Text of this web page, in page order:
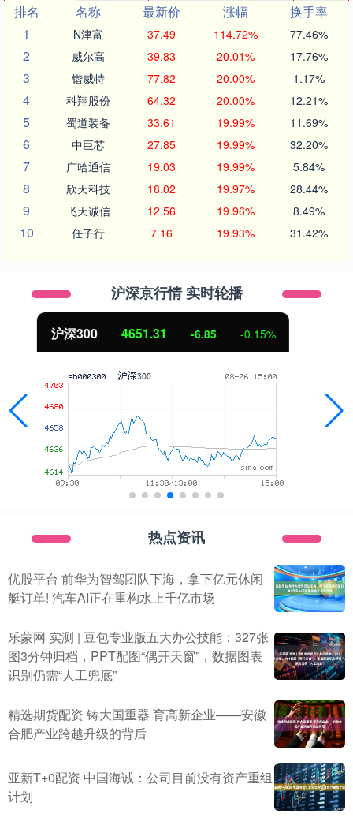
排名
名称 最新价 涨幅
换手率
1
N津富 37.49 114.72% 77.46%
2 威尔高 39.83 20.01% 17.76%
3 锴威特 77.82 20.00% 1.17%
4 科翔股份 64.32 20.00% 12.21%
5 蜀道装备 33.61 19.99% 11.69%
6 中巨芯 27.85 19.99% 32.20%
7 广哈通信 19.03 19.99% 5.84%
8 欣天科技 18.02 19.97% 28.44%
9 飞天诚信 12.56 19.96% 8.49%
10 任子行 7.16 19.93% 31.42%
沪深京行情 实时轮播
北证50 1122.88 3.42 0.30%
热点资讯
优股平台 前华为智驾团队下海，拿下亿元休闲
艇订单! 汽车AI正在重构水上千亿市场
乐蒙网 实测 | 豆包专业版五大办公技能：327张
图3分钟归档，PPT配图“偶开天窗”，数据图表
识别仍需“人工兜底”
精选期货配资 铸大国重器 育高新企业——安徽
合肥产业跨越升级的背后
亚新T+0配资 中国海诚：公司目前没有资产重组
计划